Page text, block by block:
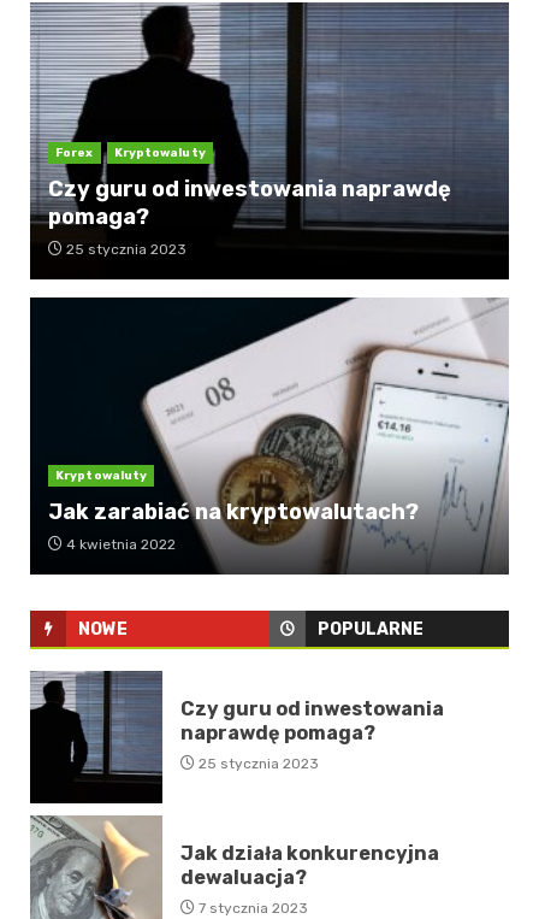
NOWE POPULARNE
Czy guru od inwestowania
naprawdę pomaga?
25 stycznia 2023
Jak działa konkurencyjna
dewaluacja?
7 stycznia 2023
Forex Kryptowaluty
Czy guru od inwestowania naprawdę
pomaga?
25 stycznia 2023
Kryptowaluty
Jak zarabiać na kryptowalutach?
4 kwietnia 2022